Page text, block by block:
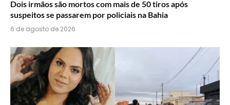
Dois irmãos são mortos com mais de 50 tiros após
suspeitos se passarem por policiais na Bahia
6 de agosto de 2026